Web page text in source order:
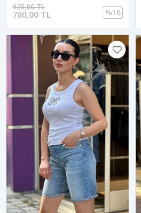
780,00 TL
925,00 TL
%16